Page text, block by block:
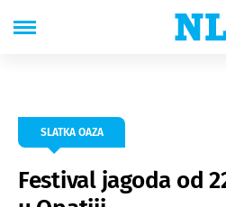
SLATKA OAZA
Festival jagoda od